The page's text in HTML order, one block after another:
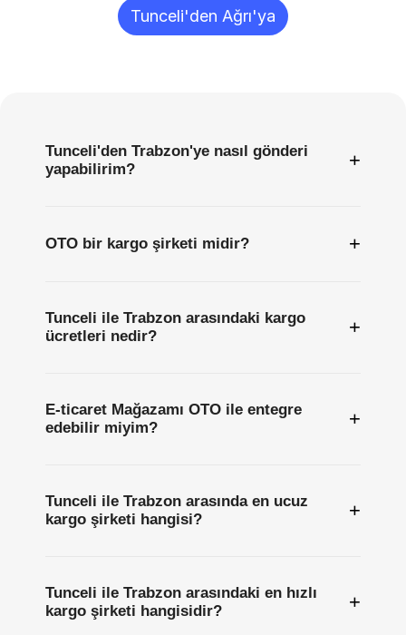
Tunceli'den Ağrı'ya
Tunceli'den Trabzon'ye nasıl gönderi
yapabilirim?
+
OTO bir kargo şirketi midir? +
Tunceli ile Trabzon arasındaki kargo
ücretleri nedir?
+
E-ticaret Mağazamı OTO ile entegre
edebilir miyim?
+
Tunceli ile Trabzon arasında en ucuz
kargo şirketi hangisi?
+
Tunceli ile Trabzon arasındaki en hızlı
kargo şirketi hangisidir?
+